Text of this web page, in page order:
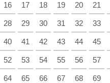
16 17 18 19 20 21
28 29 30 31 32 33
40 41 42 43 44 45
52 53 54 55 56 57
64 65 66 67 68 69